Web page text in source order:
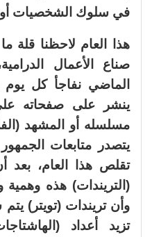
في سلوك الشخصيات
هذا العام لاحظنا قلة
صناع الأعمال
الماضي نفاجأ كل
ينشر على صفحاته
مسلسله أو المشهد
يتصدر متابعات
تقلص هذا العام، بعد
(التريندات) هذه وهمية
وأن تريندات (تويتر)
تزيد أعداد